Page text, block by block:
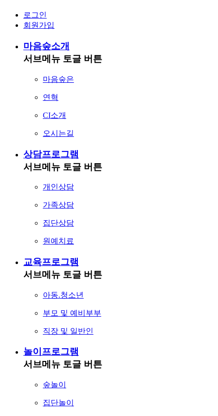
로그인
회원가입
마음숲소개
서브메뉴 토글 버튼
마음숲은
연혁
CI소개
오시는길
상담프로그램
서브메뉴 토글 버튼
개인상담
가족상담
집단상담
원예치료
교육프로그램
서브메뉴 토글 버튼
아동.청소년
부모 및 예비부부
직장 및 일반인
놀이프로그램
서브메뉴 토글 버튼
숲놀이
집단놀이